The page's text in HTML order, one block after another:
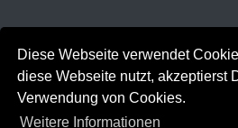
Diese Webseite verwendet
diese Webseite nutzt, akzeptierst
Verwendung von Cookies.
Weitere Informationen